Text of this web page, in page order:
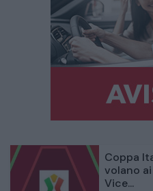
Coppa
volano
Vice...